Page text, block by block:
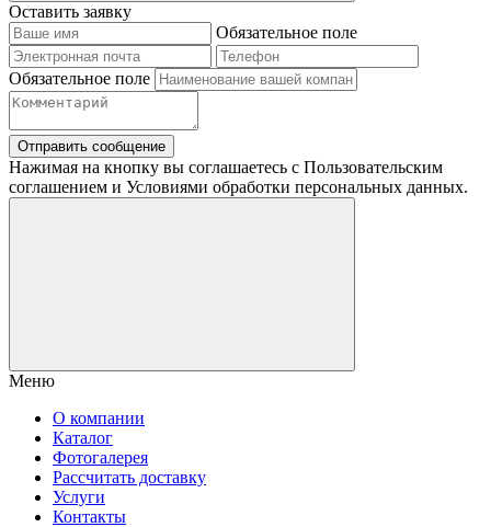
Оставить заявку
Обязательное поле
Обязательное поле
Отправить сообщение
Нажимая на кнопку вы соглашаетесь с Пользовательским
соглашением и Условиями обработки персональных данных.
Меню
О компании
Каталог
Фотогалерея
Рассчитать доставку
Услуги
Контакты